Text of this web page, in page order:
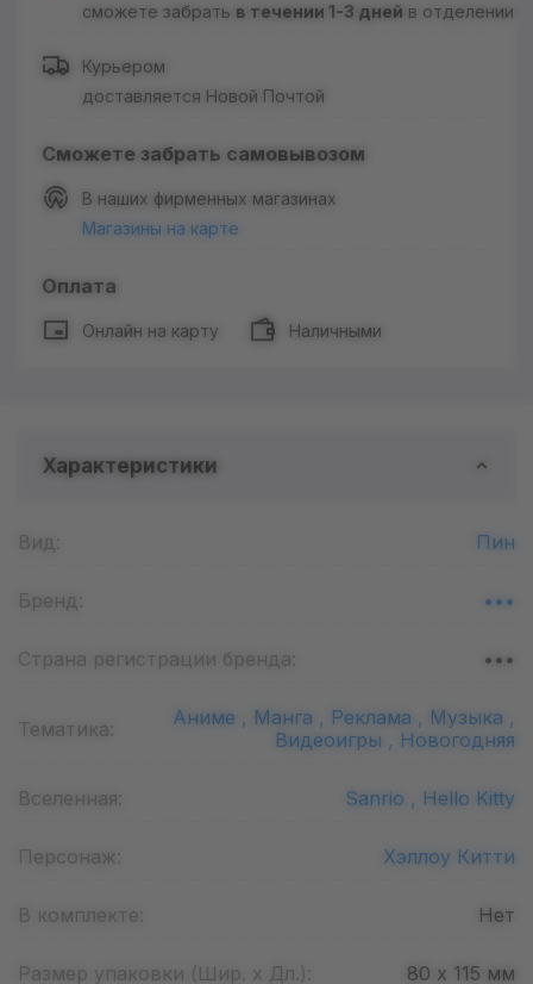
сможете забрать в течении 1-3 дней в отделении
Курьером
доставляется Новой Почтой
Сможете забрать самовывозом
В наших фирменных магазинах
Магазины на карте
Оплата
Онлайн на карту Наличными
Характеристики
Вид: Пин
Бренд: •••
Страна регистрации бренда: •••
Тематика: Аниме , Манга , Реклама , Музыка ,
Видеоигры , Новогодняя
Вселенная: Sanrio , Hello Kitty
Персонаж: Хэллоу Китти
В комплекте: Нет
Размер упаковки (Шир. х Дл.): 80 х 115 мм